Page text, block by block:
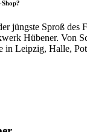
jüngste Sproß des
Hübener. Von
in Leipzig, Halle,